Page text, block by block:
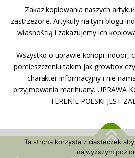
Zakaz kopiowania naszych
zastrzeżone. Artykuły na tym blogu
własnością i zakazujemy ich
Wszystko o uprawie konopi indoor,
pomieszczeniu takim jak growbox
charakter informacyjny i nie
przyjmowania marihuany. UPRAWA
TERENIE POLSKI JEST
Ta strona korzysta z ciasteczek
najwyższym